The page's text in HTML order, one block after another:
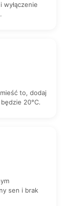
wyłączenie
to, dodaj
20°C.
sen i brak